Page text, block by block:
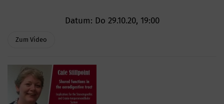
Datum: Do 29.10.20, 19:00
Zum Video